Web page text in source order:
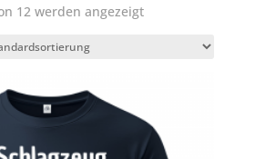
12 werden angezeigt